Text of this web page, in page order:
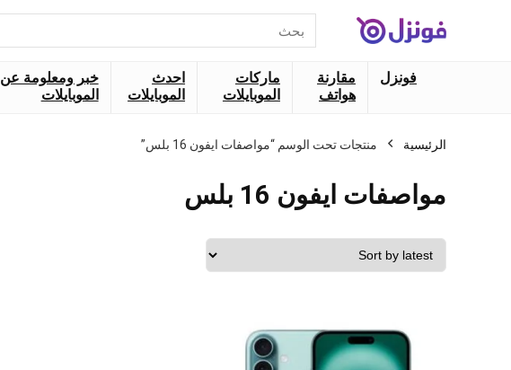
عن:
فونزل
مقارنة
هواتف
ماركات
الموبايلات
احدث
الموبايلات
خبر ومعلومة عن
الموبايلات
الرئيسية منتجات تحت الوسم “مواصفات ايفون 16 بلس”
مواصفات ايفون 16 بلس